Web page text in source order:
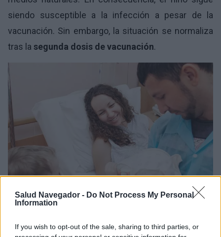
Salud Navegador - Do Not Process My Personal
Information
If you wish to opt-out of the sale, sharing to third parties, or
siendo susceptible a la infección a pesar de la
vacunación. Sin embargo, la situación se normaliza
tras la segunda dosis de vacunación.
Cesárea y eficacia de las vacunas en lactantes, foto: panthermedia